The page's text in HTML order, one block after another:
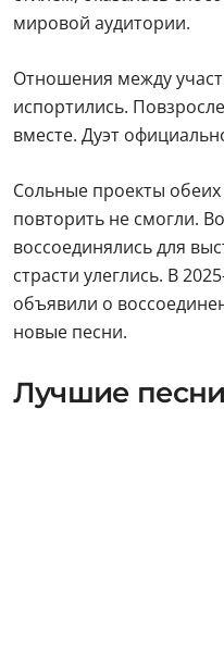
мировой аудитории.
Отношения между
испортились.
вместе. Дуэт
Сольные проекты
повторить не смогли.
воссоединялись для
страсти улеглись. В
объявили о
новые песни.
Лучшие песни